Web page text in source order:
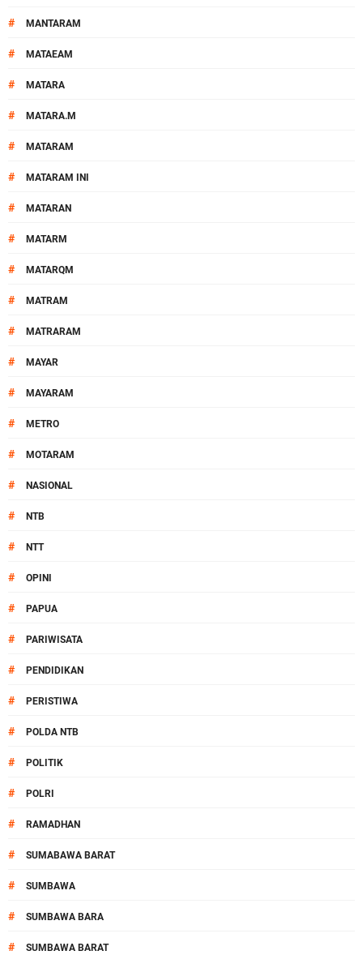
# MANTARAM
# MATAEAM
# MATARA
# MATARA.M
# MATARAM
# MATARAM INI
# MATARAN
# MATARM
# MATARQM
# MATRAM
# MATRARAM
# MAYAR
# MAYARAM
# METRO
# MOTARAM
# NASIONAL
# NTB
# NTT
# OPINI
# PAPUA
# PARIWISATA
# PENDIDIKAN
# PERISTIWA
# POLDA NTB
# POLITIK
# POLRI
# RAMADHAN
# SUMABAWA BARAT
# SUMBAWA
# SUMBAWA BARA
# SUMBAWA BARAT